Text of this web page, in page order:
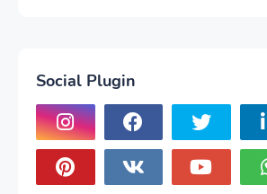
Social Plugin